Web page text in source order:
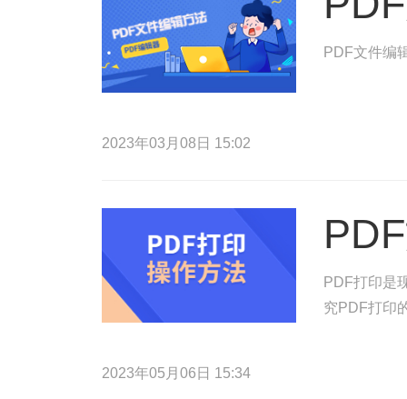
PDF文件编
2023年03月08日 15:02
PDF打印是
究PDF打印
2023年05月06日 15:34